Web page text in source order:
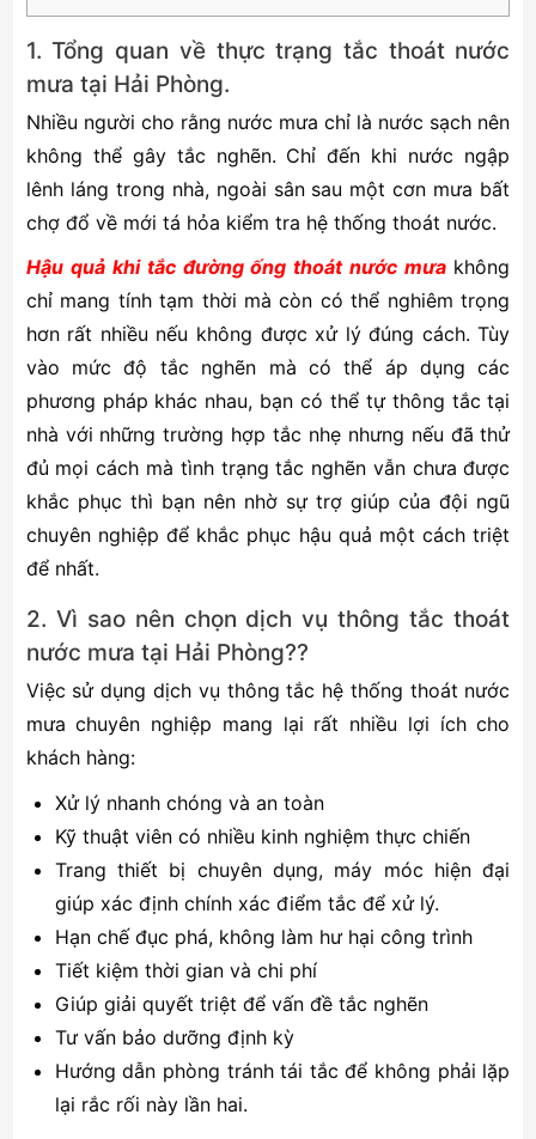
1. Tổng quan về thực trạng tắc thoát nước
mưa tại Hải Phòng.
Nhiều người cho rằng nước mưa chỉ là nước sạch nên
không thể gây tắc nghẽn. Chỉ đến khi nước ngập
lênh láng trong nhà, ngoài sân sau một cơn mưa bất
chợ đổ về mới tá hỏa kiểm tra hệ thống thoát nước.
Hậu quả khi tắc đường ống thoát nước mưa không
chỉ mang tính tạm thời mà còn có thể nghiêm trọng
hơn rất nhiều nếu không được xử lý đúng cách. Tùy
vào mức độ tắc nghẽn mà có thể áp dụng các
phương pháp khác nhau, bạn có thể tự thông tắc tại
nhà với những trường hợp tắc nhẹ nhưng nếu đã thử
đủ mọi cách mà tình trạng tắc nghẽn vẫn chưa được
khắc phục thì bạn nên nhờ sự trợ giúp của đội ngũ
chuyên nghiệp để khắc phục hậu quả một cách triệt
để nhất.
2. Vì sao nên chọn dịch vụ thông tắc thoát
nước mưa tại Hải Phòng??
Việc sử dụng dịch vụ thông tắc hệ thống thoát nước
mưa chuyên nghiệp mang lại rất nhiều lợi ích cho
khách hàng:
Xử lý nhanh chóng và an toàn
Kỹ thuật viên có nhiều kinh nghiệm thực chiến
Trang thiết bị chuyên dụng, máy móc hiện đại
giúp xác định chính xác điểm tắc để xử lý.
Hạn chế đục phá, không làm hư hại công trình
Tiết kiệm thời gian và chi phí
Giúp giải quyết triệt để vấn đề tắc nghẽn
Tư vấn bảo dưỡng định kỳ
Hướng dẫn phòng tránh tái tắc để không phải lặp
lại rắc rối này lần hai.